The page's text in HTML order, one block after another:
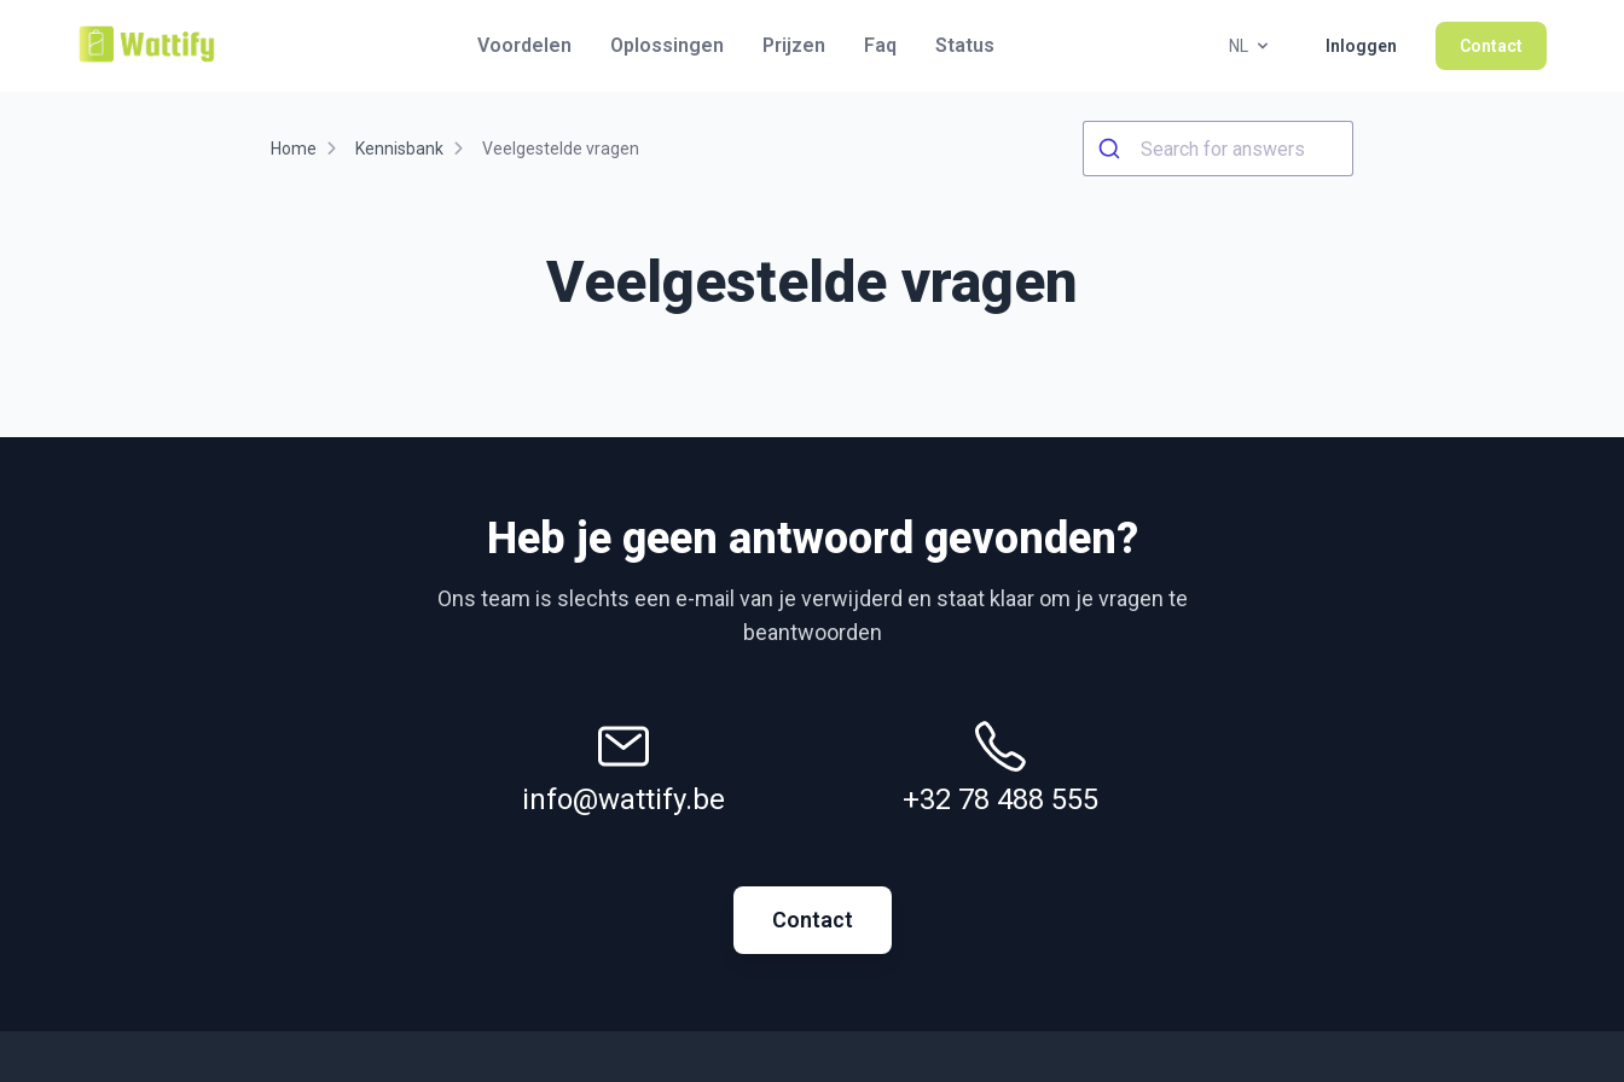
Voordelen Oplossingen Prijzen Faq Status NL Inloggen Contact
Home Kennisbank Veelgestelde vragen
Veelgestelde vragen
Heb je geen antwoord gevonden?
Ons team is slechts een e-mail van je verwijderd en staat klaar om je vragen te
beantwoorden
info@wattify.be +32 78 488 555
Contact